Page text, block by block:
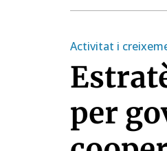
Activitat i
per